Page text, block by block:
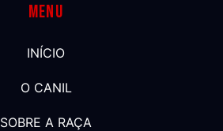
Menu
INÍCIO
O CANIL
SOBRE A RAÇA